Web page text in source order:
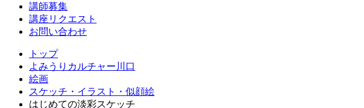
講師募集
講座リクエスト
お問い合わせ
トップ
よみうりカルチャー川口
絵画
スケッチ・イラスト・似顔絵
はじめての淡彩スケッチ